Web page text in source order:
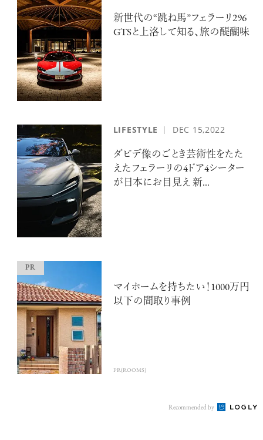
10年後の自分のためにやるべきこと
は『今を大切に生きる』こと
俳優
反町 隆史
超絶技巧が生み出すエナメル工芸
のアートピース
新世代の“跳ね馬”フェラーリ296
GTSと上洛して知る、旅の醍醐味
LIFESTYLE DEC 15,2022
ダビデ像のごとき芸術性をたた
えたフェラーリの4ドア4シーター
が日本にお目見え 新...
マイホームを持ちたい！1000万円
以下の間取り事例
PR(ROOMS)
Recommended by